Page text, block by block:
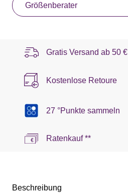
Größenberater
Gratis Versand ab 50 €
Kostenlose Retoure
27 °Punkte sammeln
Ratenkauf **
Beschreibung